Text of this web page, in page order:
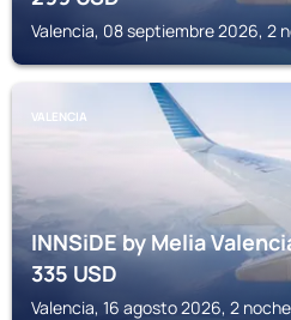
Valencia, 08 septiembre 2026, 2
VALENCIA
INNSiDE by Melia
335USD
Valencia, 16 agosto 2026, 2